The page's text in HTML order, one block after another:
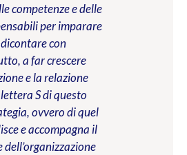
competenze e delle
per imparare
con
a far crescere
e la relazione
S di questo
ovvero di quel
e accompagna il